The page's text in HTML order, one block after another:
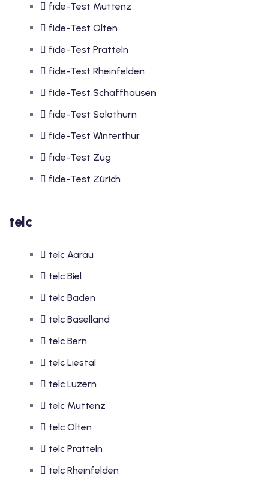
fide-Test Muttenz
fide-Test Olten
fide-Test Pratteln
fide-Test Rheinfelden
fide-Test Schaffhausen
fide-Test Solothurn
fide-Test Winterthur
fide-Test Zug
fide-Test Zürich
telc
telc Aarau
telc Biel
telc Baden
telc Baselland
telc Bern
telc Liestal
telc Luzern
telc Muttenz
telc Olten
telc Pratteln
telc Rheinfelden